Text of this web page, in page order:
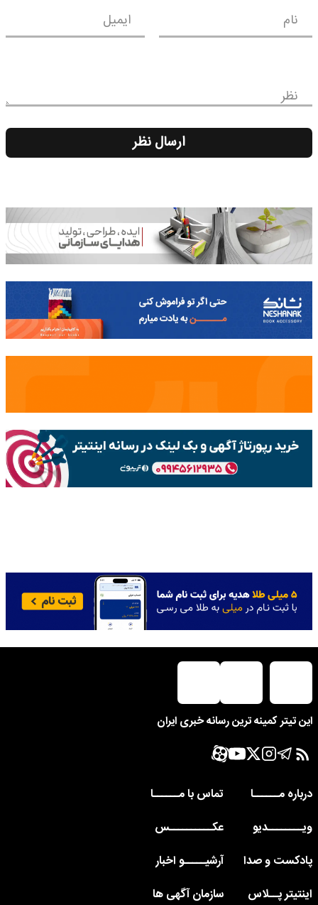
نام ایمیل
نظر
ارسال نظر
این تیتر کمینه ترین رسانه خبری ایران
درباره مــــــا
تماس با مــــــا
ویــــــــدیو
عکــــــــــس
پادکست و صدا
آرشیـــــو اخبار
اینتیتر پــلاس
سازمان آگهی ها